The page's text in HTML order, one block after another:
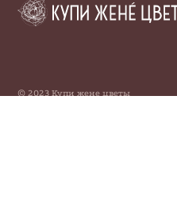
© 2023 Купи жене цветы